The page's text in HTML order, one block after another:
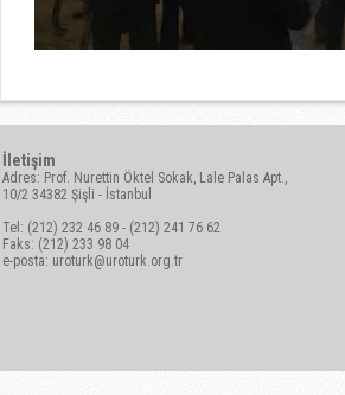
İletişim
Adres: Prof. Nurettin Öktel Sokak, Lale Palas Apt.,
10/2 34382 Şişli - İstanbul
Tel: (212) 232 46 89 - (212) 241 76 62
Faks: (212) 233 98 04
e-posta: uroturk@uroturk.org.tr